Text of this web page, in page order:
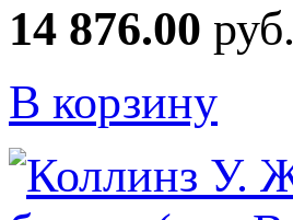
14 876.00 руб.
В корзину